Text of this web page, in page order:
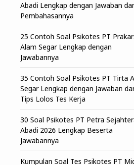
Abadi Lengkap dengan Jawaban
Pembahasannya
25 Contoh Soal Psikotes PT
Alam Segar Lengkap dengan
Jawabannya
35 Contoh Soal Psikotes PT Tirta
Segar Lengkap dengan Jawaban
Tips Lolos Tes Kerja
30 Soal Psikotes PT Petra
Abadi 2026 Lengkap Beserta
Jawabannya
Kumpulan Soal Tes Psikotes PT